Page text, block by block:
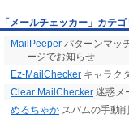
「メールチェッカー」カテ
MailPeeper パターンマッ
ージでお知らせ
Ez-MailChecker キャラク
Clear MailChecker 迷惑メ
めるちゃか スパムの手動